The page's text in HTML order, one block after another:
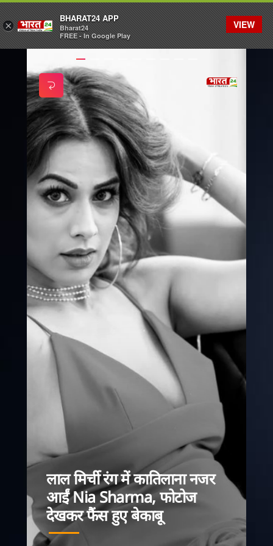
लाल मिर्ची रंग में कातिलाना नजर
आईं Nia Sharma, फोटोज
देखकर फैंस हुए बेकाबू
Nia Sharma
अदाकारा निया
स्टनिंग अंदाज़
दे रही हैं,
फोटोशूट से
×
BHARAT24 APP
Bharat24
FREE - In Google Play
VIEW